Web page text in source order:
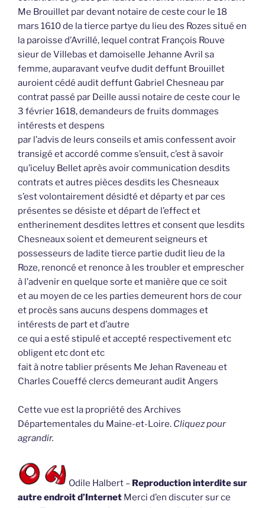
Me Brouillet par devant notaire de ceste cour le 18
mars 1610 de la tierce partye du lieu des Rozes situé en
la paroisse d’Avrillé, lequel contrat François Rouve
sieur de Villebas et damoiselle Jehanne Avril sa
femme, auparavant veufve dudit deffunt Brouillet
auroient cédé audit deffunt Gabriel Chesneau par
contrat passé par Deille aussi notaire de ceste cour le
3 février 1618, demandeurs de fruits dommages
intérests et despens
par l’advis de leurs conseils et amis confessent avoir
transigé et accordé comme s’ensuit, c’est à savoir
qu’iceluy Bellet après avoir communication desdits
contrats et autres pièces desdits les Chesneaux
s’est volontairement désidté et départy et par ces
présentes se désiste et départ de l’effect et
entherinement desdites lettres et consent que lesdits
Chesneaux soient et demeurent seigneurs et
possesseurs de ladite tierce partie dudit lieu de la
Roze, renoncé et renonce à les troubler et emprescher
à l’advenir en quelque sorte et manière que ce soit
et au moyen de ce les parties demeurent hors de cour
et procès sans aucuns despens dommages et
intérests de part et d’autre
ce qui a esté stipulé et accepté respectivement etc
obligent etc dont etc
fait à notre tablier présents Me Jehan Raveneau et
Charles Coueffé clercs demeurant audit Angers
Cette vue est la propriété des Archives
Départementales du Maine-et-Loire. Cliquez pour
agrandir.
Odile Halbert – Reproduction interdite sur
autre endroit d’Internet Merci d’en discuter sur ce